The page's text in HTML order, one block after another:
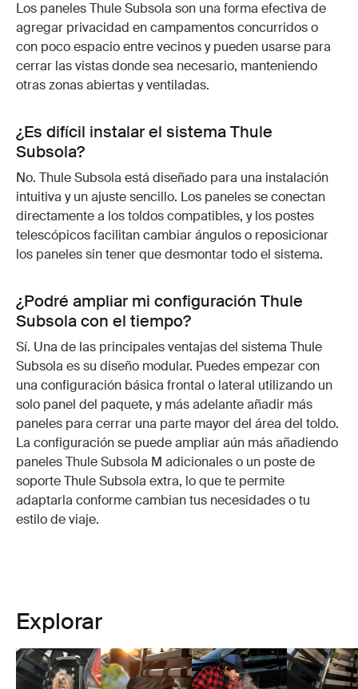
Los paneles Thule Subsola son una forma efectiva de
agregar privacidad en campamentos concurridos o
con poco espacio entre vecinos y pueden usarse para
cerrar las vistas donde sea necesario, manteniendo
otras zonas abiertas y ventiladas.
¿Es difícil instalar el sistema Thule
Subsola?
No. Thule Subsola está diseñado para una instalación
intuitiva y un ajuste sencillo. Los paneles se conectan
directamente a los toldos compatibles, y los postes
telescópicos facilitan cambiar ángulos o reposicionar
los paneles sin tener que desmontar todo el sistema.
¿Podré ampliar mi configuración Thule
Subsola con el tiempo?
Sí. Una de las principales ventajas del sistema Thule
Subsola es su diseño modular. Puedes empezar con
una configuración básica frontal o lateral utilizando un
solo panel del paquete, y más adelante añadir más
paneles para cerrar una parte mayor del área del toldo.
La configuración se puede ampliar aún más añadiendo
paneles Thule Subsola M adicionales o un poste de
soporte Thule Subsola extra, lo que te permite
adaptarla conforme cambian tus necesidades o tu
estilo de viaje.
Explorar